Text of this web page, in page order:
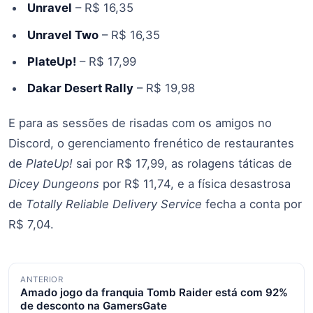
Unravel – R$ 16,35
Unravel Two– R$ 16,35
PlateUp! – R$ 17,99
Dakar Desert Rally– R$ 19,98
E para as sessões de risadas com os amigos no
Discord, o gerenciamento frenético de restaurantes
de PlateUp! sai por R$ 17,99, as rolagens táticas de
Dicey Dungeons por R$ 11,74, e a física desastrosa
de Totally Reliable Delivery Service fecha a conta por
R$ 7,04.
Navegação
de
ANTERIOR
Amado jogo da franquia Tomb Raider está com 92%
de desconto na GamersGate